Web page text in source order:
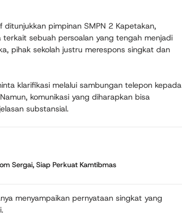
ditunjukkan pimpinan SMPN 2 Kapetakan,
sebuah persoalan yang tengah menjadi
pihak sekolah justru merespons singkat dan
klarifikasi melalui sambungan telepon kepada
komunikasi yang diharapkan bisa
substansial.
Sergai, Siap Perkuat Kamtibmas
menyampaikan pernyataan singkat yang